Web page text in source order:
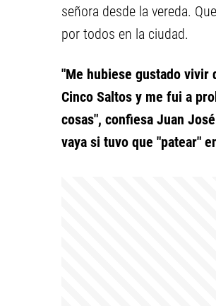
señora desde la vereda.
por todos en la ciudad.
"Me hubiese gustado vivir
Cinco Saltos y me fui a
cosas", confiesa Juan
vaya si tuvo que "patear"